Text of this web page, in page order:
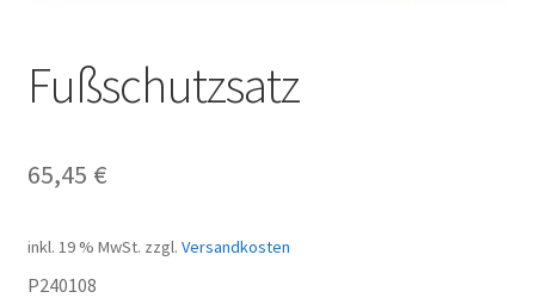
Fußschutzsatz
65,45 €
inkl. 19 % MwSt. zzgl. Versandkosten
P240108